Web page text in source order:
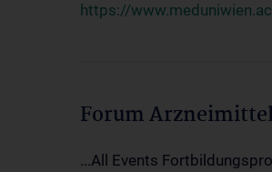
https://
Forum
...All Events